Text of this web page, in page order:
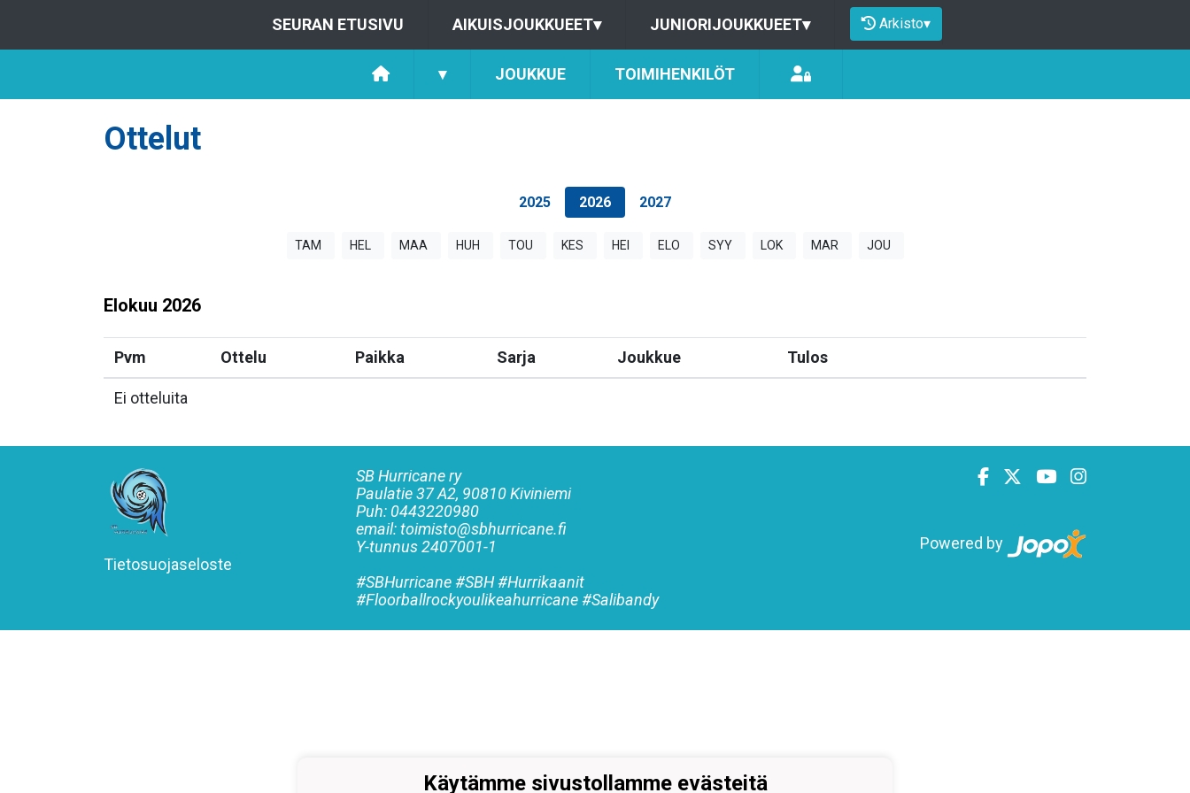
SEURAN ETUSIVU AIKUISJOUKKUEET▾ JUNIORIJOUKKUEET▾ Arkisto▾
▾ JOUKKUE TOIMIHENKILÖT
Ottelut
2025 2026 2027
TAM HEL MAA HUH TOU KES HEI ELO SYY LOK MAR JOU
Elokuu 2026
Pvm Ottelu Paikka Sarja Joukkue Tulos
Ei otteluita
Tietosuojaseloste
SB Hurricane ry
Paulatie 37 A2, 90810 Kiviniemi
Puh: 0443220980
email: toimisto@sbhurricane.fi
Y-tunnus2407001-1
#SBHurricane #SBH #Hurrikaanit
#Floorballrockyoulikeahurricane #Salibandy
Powered by
Käytämme sivustollamme evästeitä